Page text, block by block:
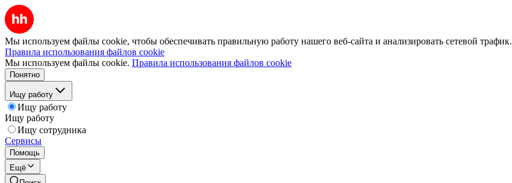
Мы используем файлы cookie, чтобы обеспечивать правильную работу нашего веб-сайта и анализировать сетевой трафик.
Правила использования файлов cookie
Мы используем файлы cookie. Правила использования файлов cookie
Понятно
Ищу работу
Ищу работу
Ищу работу
Ищу сотрудника
Сервисы
Помощь
Ещё